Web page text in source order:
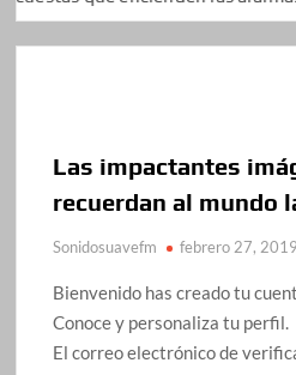
Las impactantes
recuerdan al mundo
Sonidosuavefm febrero 27, 2019
Bienvenido has creado tu
Conoce y personaliza tu perfil.
El correo electrónico de